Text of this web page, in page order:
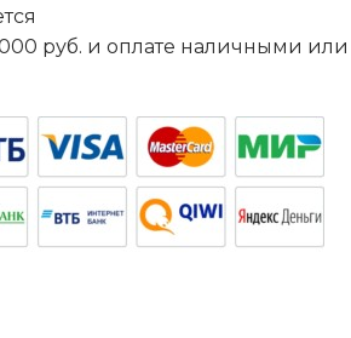
000 руб. и оплате наличными